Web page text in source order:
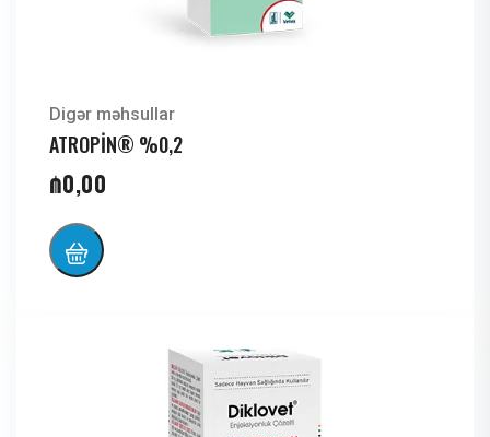
Digər məhsullar
ATROPİN® %0,2
₼0,00